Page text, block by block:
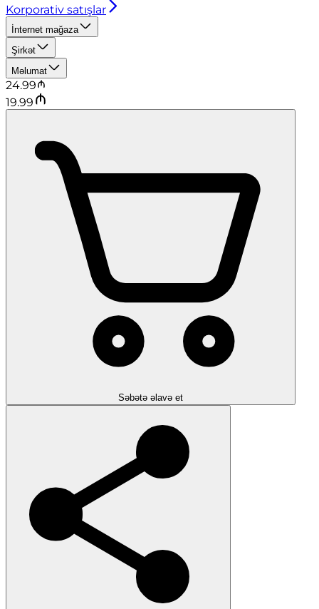
Korporativ satışlar
İnternet mağaza
Şirkət
Məlumat
24.99
19.99
Səbətə əlavə et